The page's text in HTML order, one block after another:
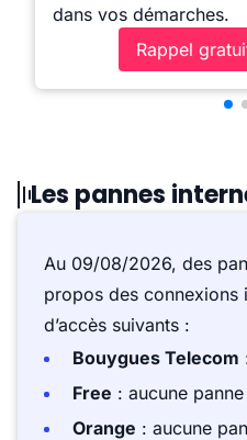
dans vos démarches.
Rappel
Les pannes
Au 09/08/2026, des
propos des connexions
d’accès suivants :
Bouygues Telecom
Free : aucune
Orange : aucune